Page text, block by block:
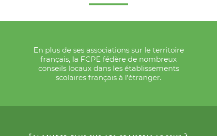
En plus de ses associations sur le territoire
français, la FCPE fédère de nombreux
conseils locaux dans les établissements
scolaires français à l'étranger.